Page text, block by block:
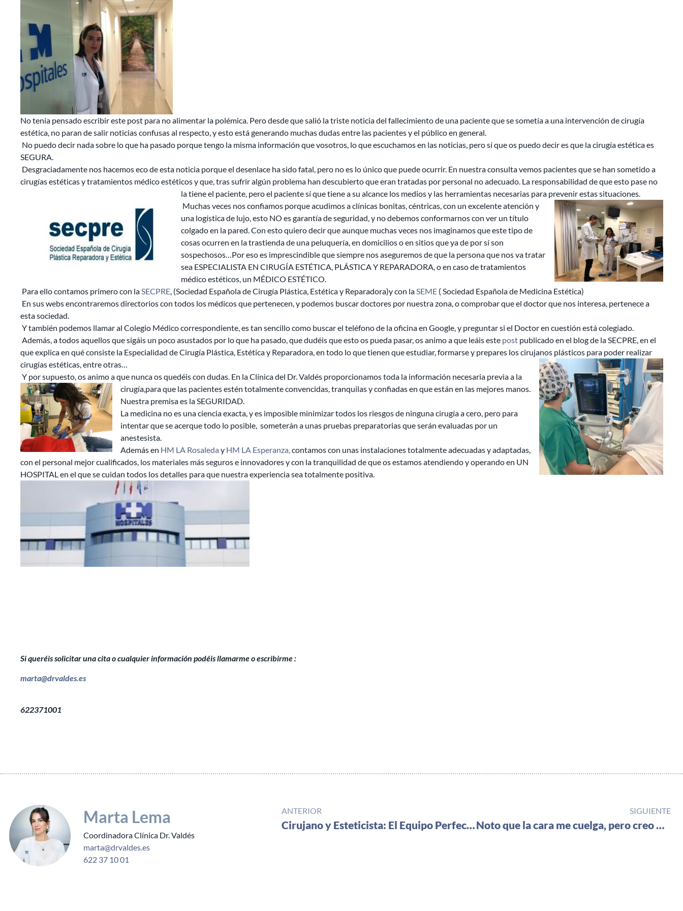
No tenía pensado escribir este post para no alimentar la polémica. Pero desde que salió la triste noticia del fallecimiento de una paciente que se sometía a una intervención de cirugía
estética, no paran de salir noticias confusas al respecto, y esto está generando muchas dudas entre las pacientes y el público en general.
No puedo decir nada sobre lo que ha pasado porque tengo la misma información que vosotros, lo que escuchamos en las noticias, pero sí que os puedo decir es que la cirugía estética es
SEGURA.
Desgraciadamente nos hacemos eco de esta noticia porque el desenlace ha sido fatal, pero no es lo único que puede ocurrir. En nuestra consulta vemos pacientes que se han sometido a
cirugías estéticas y tratamientos médico estéticos y que, tras sufrir algún problema han descubierto que eran tratadas por personal no adecuado. La responsabilidad de que esto pase no
la tiene el paciente, pero el paciente sí que tiene a su alcance los medios y las herramientas necesarias para prevenir estas situaciones.
Muchas veces nos confiamos porque acudimos a clínicas bonitas, céntricas, con un excelente atención y
una logística de lujo, esto NO es garantía de seguridad, y no debemos conformarnos con ver un título
colgado en la pared. Con esto quiero decir que aunque muchas veces nos imaginamos que este tipo de
cosas ocurren en la trastienda de una peluquería, en domicilios o en sitios que ya de por sí son
sospechosos…Por eso es imprescindible que siempre nos aseguremos de que la persona que nos va tratar
sea ESPECIALISTA EN CIRUGÍA ESTÉTICA, PLÁSTICA Y REPARADORA, o en caso de tratamientos
médico estéticos, un MÉDICO ESTÉTICO.
Para ello contamos primero con laSECPRE, (Sociedad Española de Cirugía Plástica, Estética y Reparadora)y con laSEME( Sociedad Española de Medicina Estética)
En sus webs encontraremos directorios con todos los médicos que pertenecen, y podemos buscar doctores por nuestra zona, o comprobar que el doctor que nos interesa, pertenece a
esta sociedad.
Y también podemos llamar al Colegio Médico correspondiente, es tan sencillo como buscar el teléfono de la oficina en Google, y preguntar si el Doctor en cuestión está colegiado.
Además, a todos aquellos que sigáis un poco asustados por lo que ha pasado, que dudéis que esto os pueda pasar, os animo a que leáis este postpublicado en el blog de la SECPRE, en el
que explica en qué consiste la Especialidad de Cirugía Plástica, Estética y Reparadora, en todo lo que tienen que estudiar, formarse y prepares los cirujanos plásticos para poder realizar
cirugíasestéticas, entre otras…
Y por supuesto, os animo a que nunca os quedéis con dudas. En la Clínica del Dr. Valdés proporcionamos toda la información necesaria previa a la
cirugía,para que las pacientes estén totalmente convencidas, tranquilas y confiadas en que están en las mejores manos.
Nuestra premisa es la SEGURIDAD.
La medicina no es una ciencia exacta, y es imposible minimizar todos los riesgos de ninguna cirugía a cero, pero para
intentar que se acerque todo lo posible, someterán a unas pruebas preparatorias que serán evaluadas por un
anestesista.
Además en HM LA Rosaleda y HM LA Esperanza,contamos con unas instalaciones totalmente adecuadas y adaptadas,
con el personal mejor cualificados, los materiales más seguros e innovadores y con la tranquilidad de que os estamos atendiendo y operando en UN
HOSPITAL en el que se cuidan todos los detalles para que nuestra experiencia sea totalmente positiva.
Si queréis solicitar una cita o cualquier información podéis llamarme o escribirme :
marta@drvaldes.es
622371001
Marta Lema
Coordinadora Clínica Dr. Valdés
marta@drvaldes.es
622 37 10 01
ANTERIOR
Cirujano y Esteticista: El Equipo Perfecto
SIGUIENTE
Noto que la cara me cuelga, pero creo que soy demasiado joven para hacerme un Lifting…¿Seguro…?